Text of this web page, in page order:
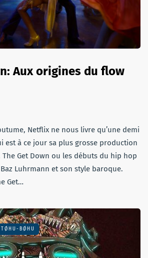
Aux origines du flow
Netflix ne nous livre qu’une demi
est à ce jour sa plus grosse production
Get Down ou les débuts du hip hop
Luhrmann et son style baroque.
Get…
TØHU-BØHU